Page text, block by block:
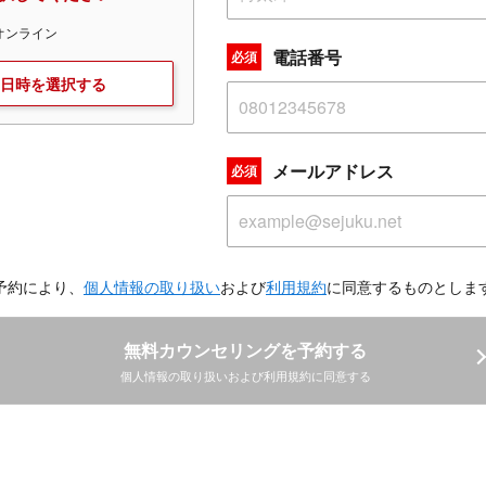
ンライン
日時を選択する
必須 電話番号
必須 メールアドレス
約により、 個人情報の取り扱いおよび利用規約に同意するものとしま
無料カウンセリングを予約する
個人情報の取り扱いおよび利用規約に同意する